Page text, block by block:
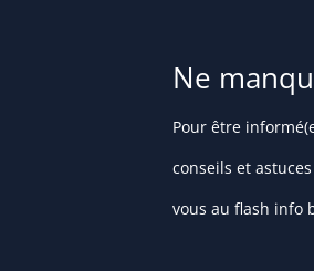
Ne
Pour être
conseils et
vous au flash info